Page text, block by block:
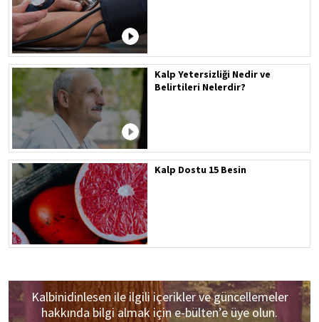
Kalp Yetersizliği Nedir ve
Belirtileri Nelerdir?
Kalp Dostu 15 Besin
Kalbinidinlesen ile ilgili içerikler ve güncellemeler
hakkında bilgi almak için e-bülten’e üye olun.